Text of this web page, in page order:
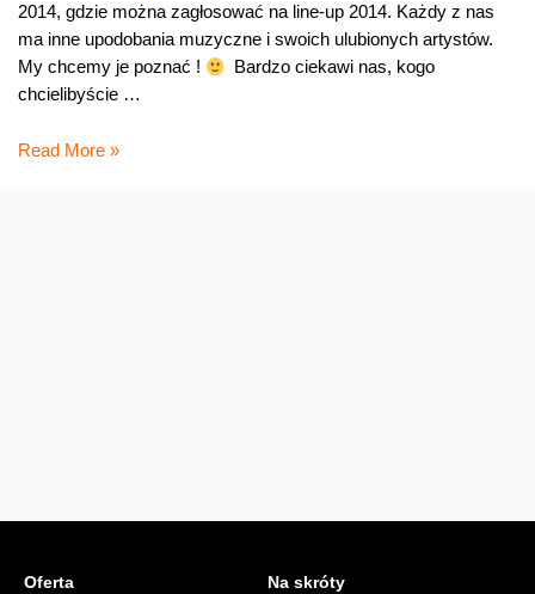
2014, gdzie można zagłosować na line-up 2014. Każdy z nas
ma inne upodobania muzyczne i swoich ulubionych artystów.
My chcemy je poznać !
Bardzo ciekawi nas, kogo
chcielibyście …
Wybierz
Read More »
Oferta Na skróty